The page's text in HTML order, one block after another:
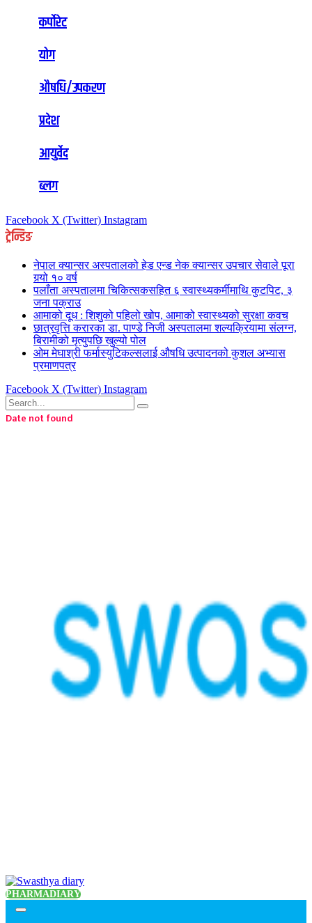
कर्पोरेट
योग
औषधि/उपकरण
प्रदेश
आयुर्वेद
ब्लग
Facebook X (Twitter) Instagram
ट्रेन्डिङ
नेपाल क्यान्सर अस्पतालको हेड एन्ड नेक क्यान्सर उपचार सेवाले पूरा
गर्‍यो १० वर्ष
पलाँता अस्पतालमा चिकित्सकसहित ६ स्वास्थ्यकर्मीमाथि कुटपिट, ३
जना पक्राउ
आमाको दूध : शिशुको पहिलो खोप, आमाको स्वास्थ्यको सुरक्षा कवच
छात्रवृत्ति करारका डा. पाण्डे निजी अस्पतालमा शल्यक्रियामा संलग्न,
बिरामीको मृत्युपछि खुल्यो पोल
ओम मेघाश्री फर्मास्युटिकल्सलाई औषधि उत्पादनको कुशल अभ्यास
प्रमाणपत्र
Facebook X (Twitter) Instagram
Date not found
PHARMADIARY